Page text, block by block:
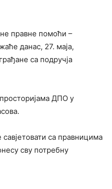
правне помоћи –
данас, 27. маја,
са подручја
ДПО у
са правницима
сву потребну